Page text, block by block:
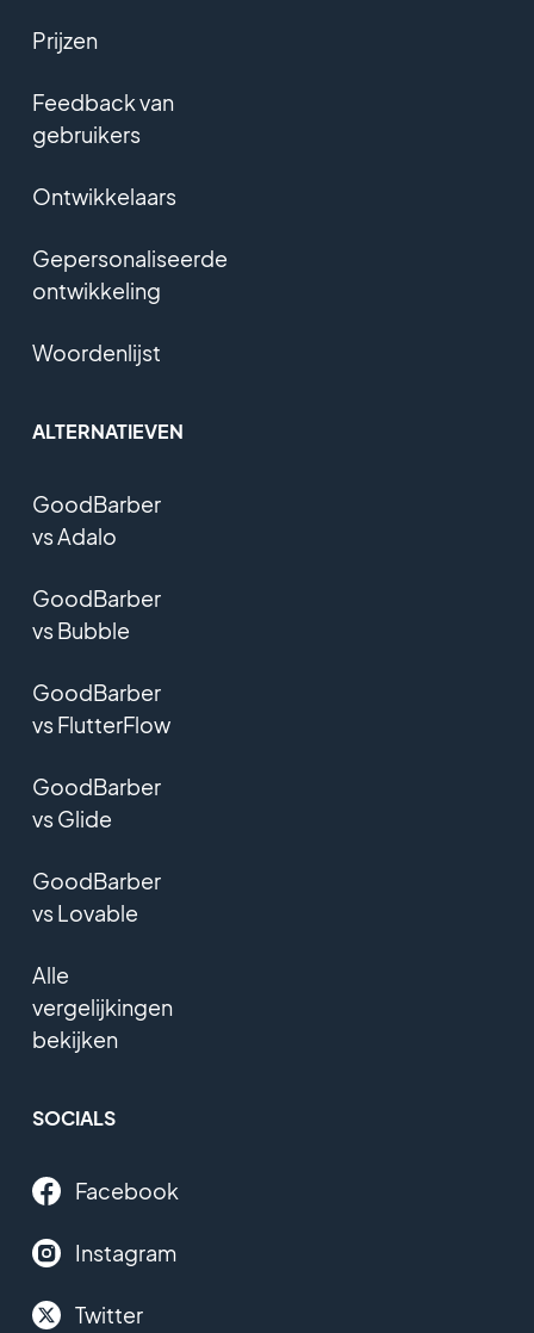
Prijzen
Feedback van
gebruikers
Ontwikkelaars
Gepersonaliseerde
ontwikkeling
Woordenlijst
ALTERNATIEVEN
GoodBarber
vs Adalo
GoodBarber
vs Bubble
GoodBarber
vs FlutterFlow
GoodBarber
vs Glide
GoodBarber
vs Lovable
Alle
vergelijkingen
bekijken
SOCIALS
Facebook
Instagram
Twitter